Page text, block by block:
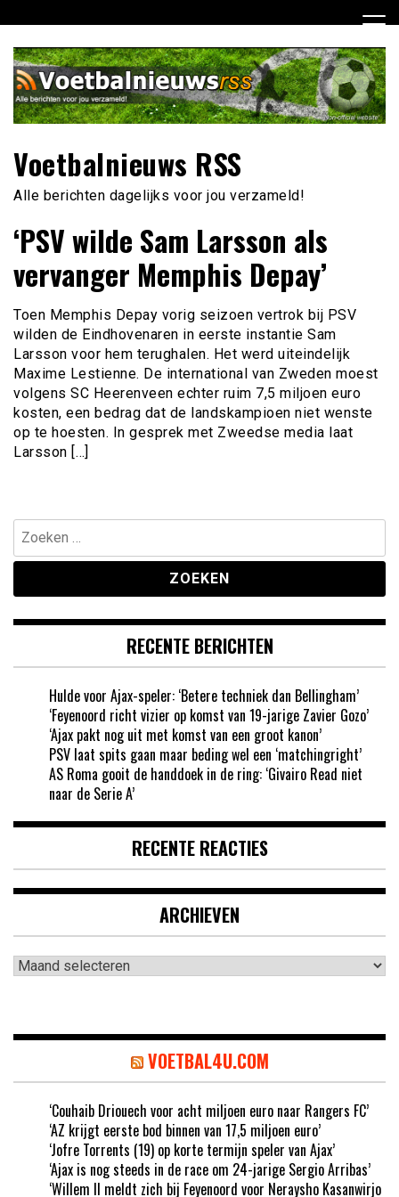
naar
inhoud
Voetbalnieuws RSS
Alle berichten dagelijks voor jou verzameld!
‘PSV wilde Sam Larsson als
vervanger Memphis Depay’
Toen Memphis Depay vorig seizoen vertrok bij PSV
wilden de Eindhovenaren in eerste instantie Sam
Larsson voor hem terughalen. Het werd uiteindelijk
Maxime Lestienne. De international van Zweden moest
volgens SC Heerenveen echter ruim 7,5 miljoen euro
kosten, een bedrag dat de landskampioen niet wenste
op te hoesten. In gesprek met Zweedse media laat
Larsson […]
Zoeken
naar:
RECENTE BERICHTEN
Hulde voor Ajax-speler: ‘Betere techniek dan Bellingham’
‘Feyenoord richt vizier op komst van 19-jarige Zavier Gozo’
‘Ajax pakt nog uit met komst van een groot kanon’
PSV laat spits gaan maar beding wel een ‘matchingright’
AS Roma gooit de handdoek in de ring: ‘Givairo Read niet
naar de Serie A’
RECENTE REACTIES
ARCHIEVEN
Archieven
VOETBAL4U.COM
‘Couhaib Driouech voor acht miljoen euro naar Rangers FC’
‘AZ krijgt eerste bod binnen van 17,5 miljoen euro’
‘Jofre Torrents (19) op korte termijn speler van Ajax’
‘Ajax is nog steeds in de race om 24-jarige Sergio Arribas’
‘Willem II meldt zich bij Feyenoord voor Neraysho Kasanwirjo